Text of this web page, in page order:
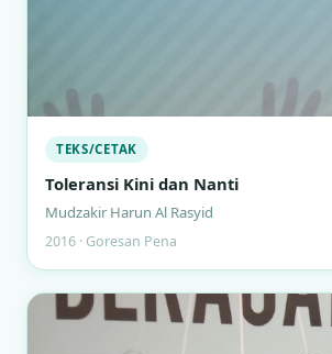
TEKS/CETAK
Toleransi Kini dan Nanti
Mudzakir Harun Al Rasyid
2016 · Goresan Pena